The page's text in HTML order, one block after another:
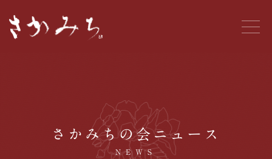
さかみちの会ニュース
NEWS